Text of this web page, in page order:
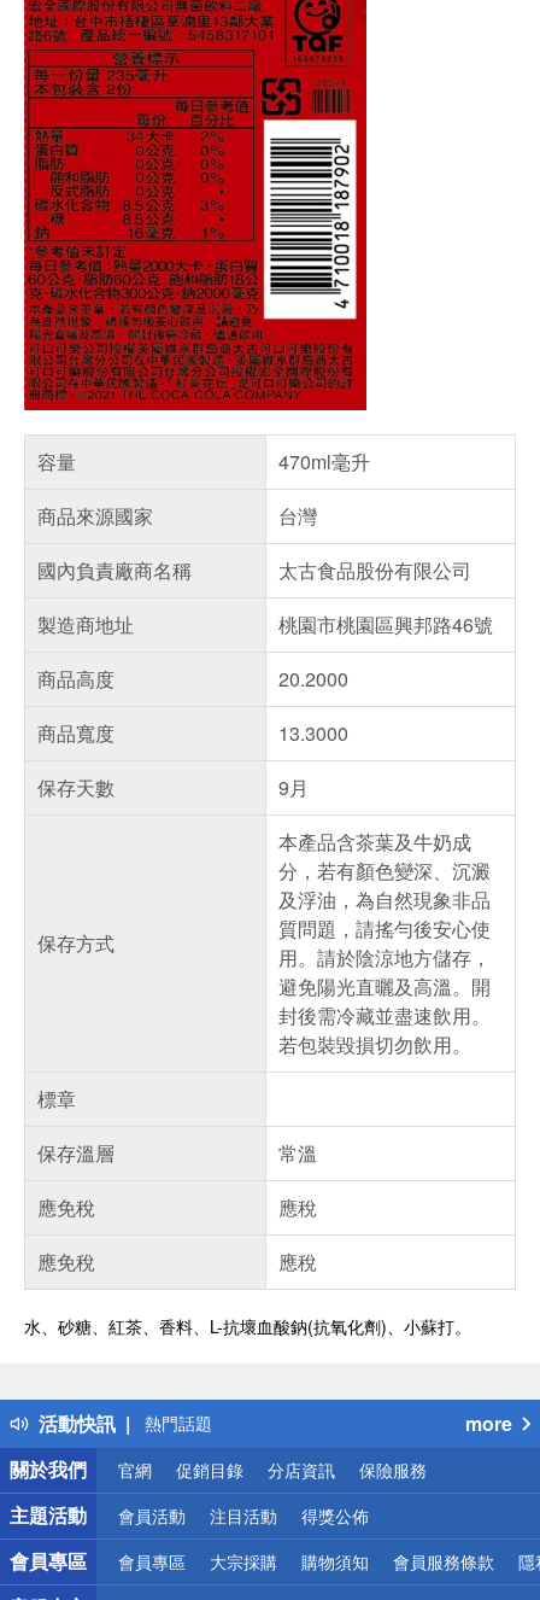
容量
470ml毫升
商品來源國家
台灣
國內負責廠商名稱
太古食品股份有限公司
製造商地址
桃園市桃園區興邦路46號
商品高度
20.2000
商品寬度
13.3000
保存天數
9月
保存方式
本產品含茶葉及牛奶成
分，若有顏色變深、沉澱
及浮油，為自然現象非品
質問題，請搖勻後安心使
用。請於陰涼地方儲存，
避免陽光直曬及高溫。開
封後需冷藏並盡速飲用。
若包裝毀損切勿飲用。
標章
保存溫層
常溫
應免稅
應稅
應免稅
應稅
水、砂糖、紅茶、香料、L-抗壞血酸鈉(抗氧化劑)、小蘇打。
活動快訊
得獎公告
熱門話題
銀行優惠
偏遠地區配送
詐騙網頁！請小心！
more
關於我們
官網 促銷目錄 分店資訊 保險服務
主題活動 會員活動 注目活動 得獎公佈
會員專區 會員專區 大宗採購 購物須知 會員服務條款 隱